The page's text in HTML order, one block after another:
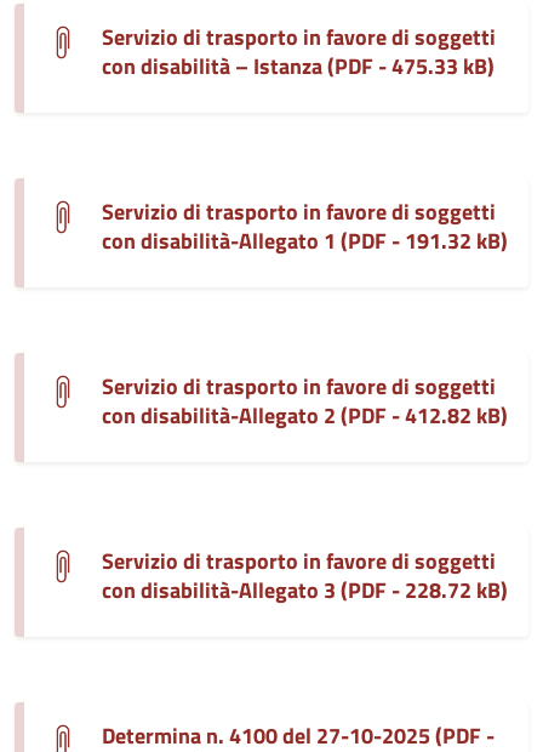
Servizio di trasporto in favore di soggetti
con disabilità – Istanza (PDF - 475.33 kB)
Servizio di trasporto in favore di soggetti
con disabilità-Allegato 1 (PDF - 191.32 kB)
Servizio di trasporto in favore di soggetti
con disabilità-Allegato 2 (PDF - 412.82 kB)
Servizio di trasporto in favore di soggetti
con disabilità-Allegato 3 (PDF - 228.72 kB)
Determina n. 4100 del 27-10-2025 (PDF -